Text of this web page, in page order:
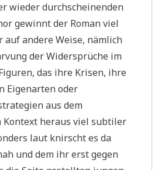
wieder durchscheinenden
gewinnt der Roman viel
auf andere Weise, nämlich
der Widersprüche im
das ihre Krisen, ihre
Eigenarten oder
aus dem
Kontext heraus viel subtiler
laut knirscht es da
und dem ihr erst gegen